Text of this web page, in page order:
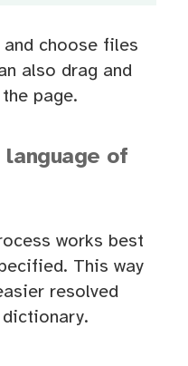
and choose files
also drag and
page.
of
works best
This way
resolved
dictionary.